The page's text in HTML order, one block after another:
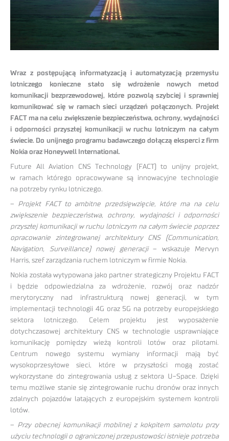
Wraz z postępującą informatyzacją i automatyzacją przemysłu
lotniczego konieczne stało się wdrożenie nowych metod
komunikacji bezprzewodowej, które pozwolą szybciej i sprawniej
komunikować się w ramach sieci urządzeń połączonych. Projekt
FACT ma na celu zwiększenie bezpieczeństwa, ochrony, wydajności
i odporności przyszłej komunikacji w ruchu lotniczym na całym
świecie. Do unijnego programu badawczego dołączą eksperci z firm
Nokia oraz Honeywell International.
Future All Aviation CNS Technology (FACT) to unijny projekt,
w ramach którego opracowywane są innowacyjne technologie
na potrzeby rynku lotniczego.
– Projekt FACT to ambitne przedsięwzięcie, które ma na celu
zwiększenie bezpieczeństwa, ochrony, wydajności i odporności
przyszłej komunikacji w ruchu lotniczym na całym świecie poprzez
opracowanie zintegrowanej architektury CNS (Communication,
Navigation, Surveillance) nowej generacji– wskazuje Mervyn
Harris, szef zarządzania ruchem lotniczym w firmie Nokia.
Nokia została wytypowana jako partner strategiczny Projektu FACT
i będzie odpowiedzialna za wdrożenie, rozwój oraz nadzór
merytoryczny nad infrastrukturą nowej generacji, w tym
implementacji technologii 4G oraz 5G na potrzeby europejskiego
sektora lotniczego. Celem projektu jest wyposażenie
dotychczasowej architektury CNS w technologie usprawniające
komunikację pomiędzy wieżą kontroli lotów oraz pilotami.
Centrum nowego systemu wymiany informacji mają być
wysokoprzesyłowe sieci, które w przyszłości mogą zostać
wykorzystane do zintegrowania usług z sektora U-Space. Dzięki
temu możliwe stanie się zintegrowanie ruchu dronów oraz innych
zdalnych pojazdów latających z europejskim systemem kontroli
lotów.
– Przy obecnej komunikacji mobilnej z kokpitem samolotu przy
użyciu technologii o ograniczonej przepustowości istnieje potrzeba